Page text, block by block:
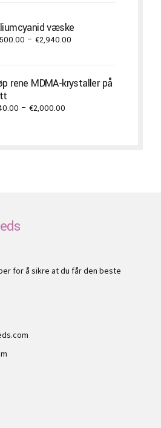
væske
– €2,940.00
through
€2,940.00
rene MDMA-krystaller på
– €2,000.00
for å sikre at du får den beste